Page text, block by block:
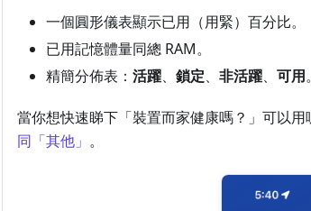
一個圓形儀表顯示已用（用緊）百分比。
已用記憶體量同總 RAM。
精簡分佈表： 活躍、 鎖定、 非活躍、 可用。
當你想快速睇下「裝置而家健康嗎？」可以
同「其他」 。